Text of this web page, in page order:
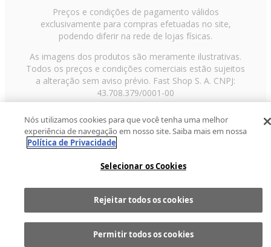
Comprar
Preços e condições de pagamento válidos
exclusivamente para compras efetuadas no site,
podendo diferir na rede de lojas físicas.
As imagens dos produtos são meramente ilustrativas.
Todos os preços e condições comerciais estão sujeitos
a alteração sem aviso prévio. Fast Shop S. A. CNPJ:
43.708.379/0001-00
Paulo/SP, CEP 02029-001, Telefone: 11 3003-3728 ©
2013 Fast Shop - Todos os direitos reservadosRF
Nós utilizamos cookies para que você tenha uma melhor
experiência de navegação em nosso site. Saiba mais em nossa
Política de Privacidade
Selecionar os Cookies
Rejeitar todos os cookies
Permitir todos os cookies